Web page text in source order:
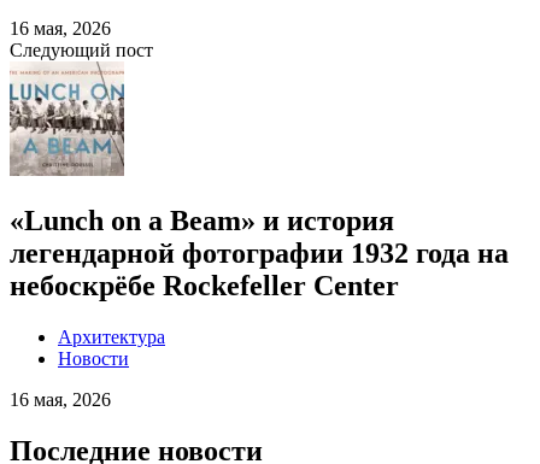
16 мая, 2026
Следующий пост
«Lunch on a Beam» и история
легендарной фотографии 1932 года на
небоскрёбе Rockefeller Center
Архитектура
Новости
16 мая, 2026
Последние новости